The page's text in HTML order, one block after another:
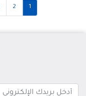
1
2